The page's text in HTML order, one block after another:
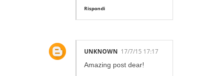
Rispondi
UNKNOWN 17/7/15 17:17
Amazing post dear!